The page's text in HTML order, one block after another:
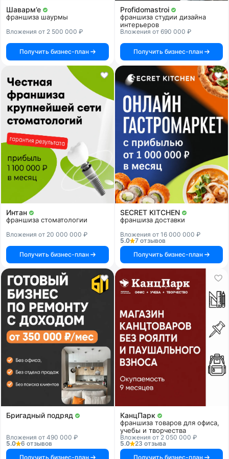
Шаварм’е
франшиза шаурмы
Вложения от 2 500 000 ₽
Получить бизнес-план
Profidomastroi
франшиза студии дизайна
интерьеров
Вложения от 690 000 ₽
Получить бизнес-план
Интан
франшиза стоматологии
Вложения от 20 000 000 ₽
Получить бизнес-план
SECRET KITCHEN
франшиза доставки
Вложения от 16 000 000 ₽
5.0
7 отзывов
Получить бизнес-план
Бригадный подряд
Вложения от 490 000 ₽
5.0
6 отзывов
Получить бизнес-план
КанцПарк
франшиза товаров для офиса,
учебы и творчества
Вложения от 2 050 000 ₽
5.0
23 отзыва
Получить бизнес-план